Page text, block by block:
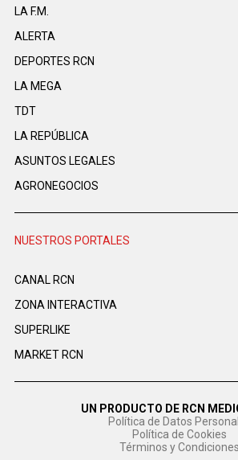
LA F.M.
ALERTA
DEPORTES RCN
LA MEGA
TDT
LA REPÚBLICA
ASUNTOS LEGALES
AGRONEGOCIOS
NUESTROS PORTALES
CANAL RCN
ZONA INTERACTIVA
SUPERLIKE
MARKET RCN
UN PRODUCTO DE RCN
Política de Datos
Política de Cookies
Términos y Condiciones